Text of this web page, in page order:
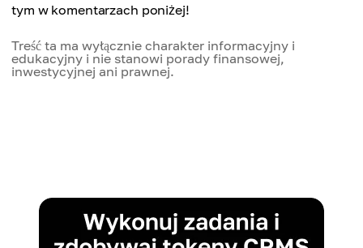
tym w komentarzach poniżej!
Treść ta ma wyłącznie charakter informacyjny i
edukacyjny i nie stanowi porady finansowej,
inwestycyjnej ani prawnej.